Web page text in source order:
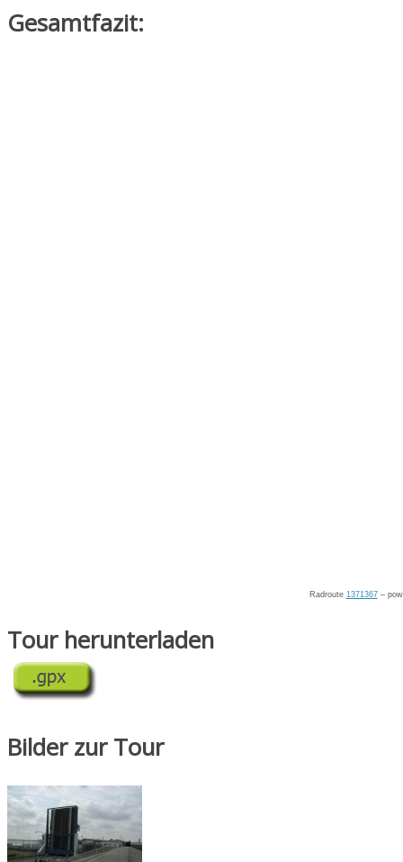
Gesamtfazit:
Radroute 1371367–
Tour herunterladen
Bilder zur Tour